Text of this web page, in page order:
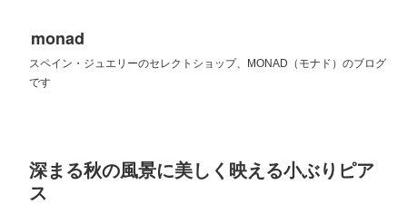
monad
スペイン・ジュエリーのセレクトショップ、MONAD（モナド）のブログ
です
深まる秋の風景に美しく映える小ぶりピア
ス